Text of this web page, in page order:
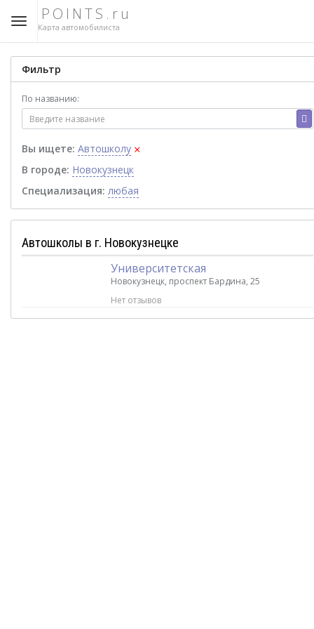
POINTS.ru
Карта автомобилиста
Фильтр
По названию:
Вы ищете: Автошколу ×
В городе: Новокузнецк
Специализация: любая
Автошколы в г. Новокузнецке
Университетская
Новокузнецк, проспект Бардина, 25
Нет отзывов